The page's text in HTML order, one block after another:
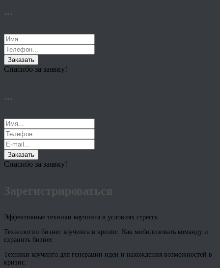
...
Заказать
Спасибо за заявку!
...
Заказать
Спасибо за заявку!
Зарегистрироваться
Эффективные техники коучинга в условиях стресса
Технологии бизнес коучинга в кризис. Как мобилизовать команду и
схранить бизнес
Техники коучинга для генерации идеи и нахождения возможностей в
кризис.